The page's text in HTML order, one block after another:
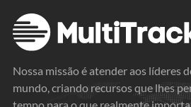
Nossa missão é atender aos líderes
mundo, criando recursos que lhes